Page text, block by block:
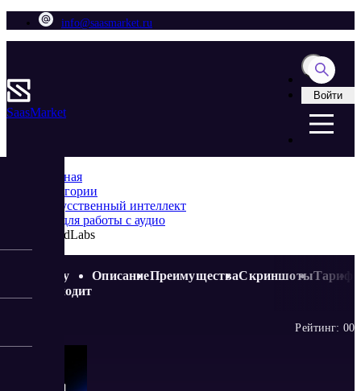
info@saasmarket.ru
SaasMarket
Войти
Главная
Категории
Искусственный интеллект
ИИ для работы с аудио
BasedLabs
Кому
подходит
ОписаниеПреимуществаСкриншотыТариф
Рейтинг: 00